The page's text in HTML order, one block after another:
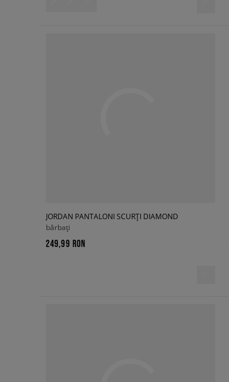
JORDAN PANTALONI SCURȚI DIAMOND
bărbați
249,99 RON